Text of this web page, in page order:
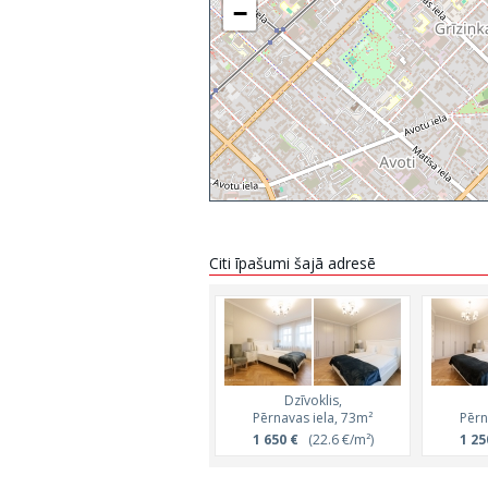
−
Citi īpašumi šajā adresē
Dzīvoklis,
Pērnavas iela, 73m²
1 650 €(22.6 €/m²)
1